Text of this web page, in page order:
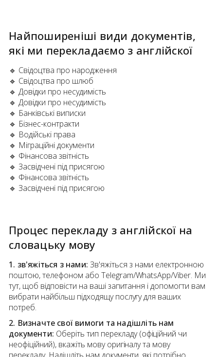
Найпоширеніші види документів,
які ми перекладаємо з англійскої
🔹 Свідоцтва про народження
🔹 Свідоцтва про шлюб
🔹 Довідки про несудимість
🔹 Довідки про несудимість
🔹 Банківські виписки
🔹 Бізнес-контракти
🔹 Водійські права
🔹 Міграційні документи
🔹 Фінансова звітність
🔹 Засвідчені під присягою
🔹 Фінансова звітність
🔹 Засвідчені під присягою
Процес перекладу з англійскої на
словацьку мову
1. зв'яжіться з нами: Зв'яжіться з нами електронною
поштою, телефоном або Telegram/WhatsApp/Viber. Ми
тут, щоб відповісти на ваші запитання і допомогти вам
вибрати найбільш підходящу послугу для ваших
потреб.
2. Визначте свої вимоги та надішліть нам
документи: Оберіть тип перекладу (офіційний чи
неофіційний), вкажіть мову оригіналу та мову